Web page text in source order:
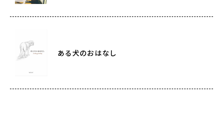
ある犬のおはなし